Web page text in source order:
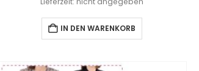
IN DEN WARENKORB